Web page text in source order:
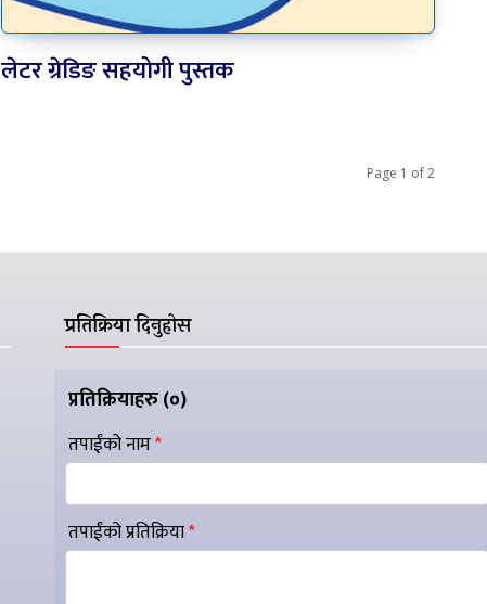
लेटर ग्रेडिङ सहयोगी पुस्तक
Page 1 of 2
प्रतिक्रिया दिनुहोस
प्रतिक्रियाहरु (०)
तपाईंको नाम*
तपाईंको प्रतिक्रिया*